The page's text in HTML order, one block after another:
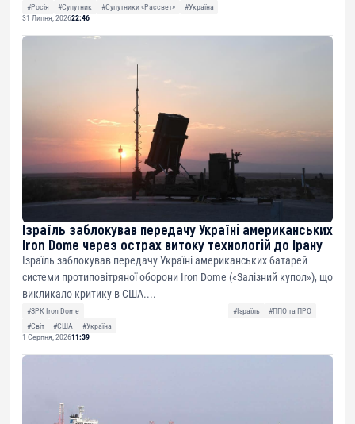
#Росія #Супутник #Супутники «Рассвет»
#Україна
31 Липня, 202622:46
Ізраїль заблокував передачу Україні американських
Iron Dome через острах витоку технологій до Ірану
Ізраїль заблокував передачу Україні американських батарей
системи протиповітряної оборони Iron Dome («Залізний купол»), що
викликало критику в США....
#ЗРК Iron Dome #Ізраїль
#ППО та ПРО
#Світ
#США
#Україна
1 Серпня, 202611:39